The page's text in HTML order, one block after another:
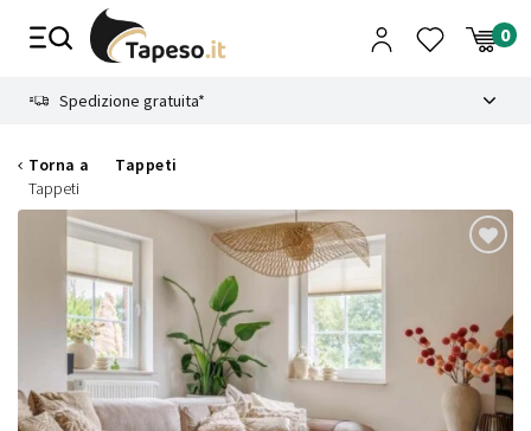
Spedizione gratuita*
Torna a
Tappeti
Tappeti